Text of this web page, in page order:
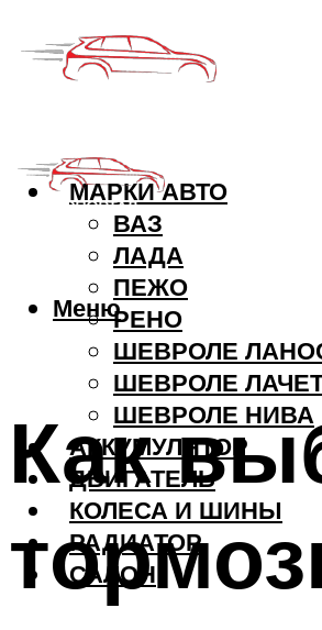
МАРКИ АВТО
ВАЗ
ЛАДА
ПЕЖО
РЕНО
ШЕВРОЛЕ
ШЕВРОЛЕ
ШЕВРОЛЕ НИВА
АККУМУЛЯТОР
ДВИГАТЕЛЬ
КОЛЕСА И ШИНЫ
РАДИАТОР
САЛОН
Меню
Как